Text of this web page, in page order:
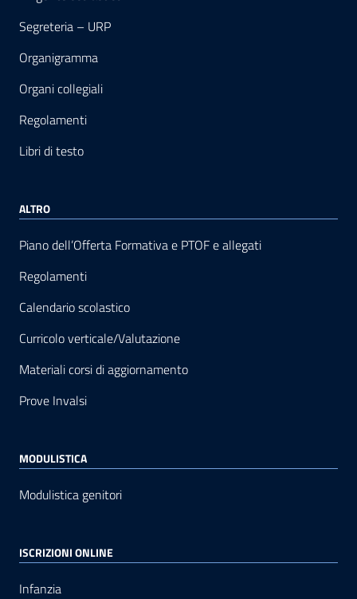
Segreteria – URP
Organigramma
Organi collegiali
Regolamenti
Libri di testo
ALTRO
Piano dell’Offerta Formativa e PTOF e allegati
Regolamenti
Calendario scolastico
Curricolo verticale/Valutazione
Materiali corsi di aggiornamento
Prove Invalsi
MODULISTICA
Modulistica genitori
ISCRIZIONI ONLINE
Infanzia